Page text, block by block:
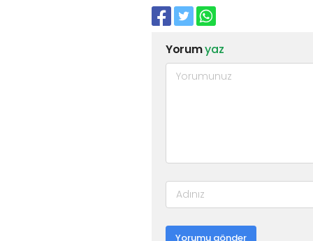
Yorumyaz
Yorumu gönder